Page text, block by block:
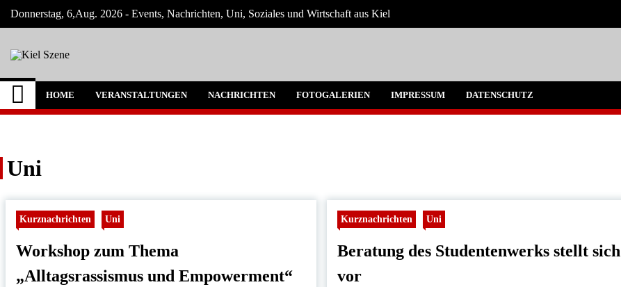
Skip
Donnerstag, 6,Aug. 2026 - Events, Nachrichten, Uni, Soziales und Wirtschaft aus Kiel
Kiel Szene
Neuigkeiten und Nachrichten aus Kiel und Umgebung
HOME VERANSTALTUNGEN NACHRICHTEN FOTOGALERIEN IMPRESSUM DATENSCHUTZ
Uni
Kurznachrichten Uni
Workshop zum Thema
„Alltagsrassismus und Empowerment“
Kurznachrichten Uni
Beratung des Studentenwerks stellt sich
vor